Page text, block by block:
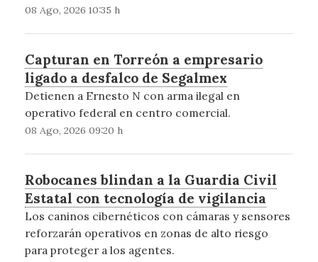
08 Ago, 2026 10:35 h
Capturan en Torreón a empresario
ligado a desfalco de Segalmex
Detienen a Ernesto N con arma ilegal en
operativo federal en centro comercial.
08 Ago, 2026 09:20 h
Robocanes blindan a la Guardia Civil
Estatal con tecnología de vigilancia
Los caninos cibernéticos con cámaras y sensores
reforzarán operativos en zonas de alto riesgo
para proteger a los agentes.